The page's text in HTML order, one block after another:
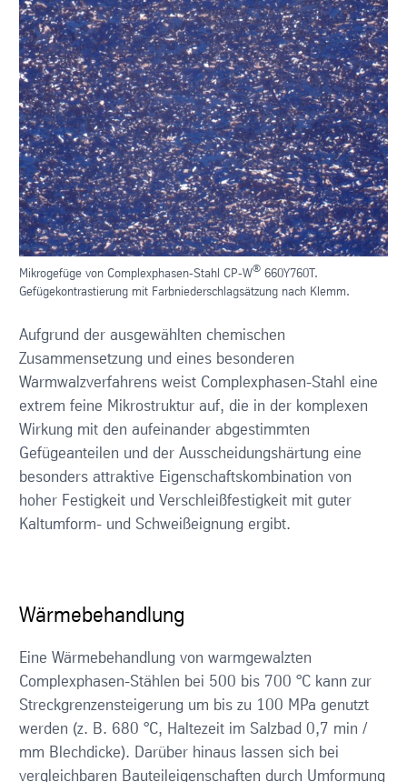
Mikrogefüge von Complexphasen-Stahl CP-W® 660Y760T.
Gefügekontrastierung mit Farbniederschlagsätzung nach Klemm.
Aufgrund der ausgewählten chemischen
Zusammensetzung und eines besonderen
Warmwalzverfahrens weist Complexphasen-Stahl eine
extrem feine Mikrostruktur auf, die in der komplexen
Wirkung mit den aufeinander abgestimmten
Gefügeanteilen und der Ausscheidungshärtung eine
besonders attraktive Eigenschaftskombination von
hoher Festigkeit und Verschleißfestigkeit mit guter
Kaltumform- und Schweißeignung ergibt.
Wärmebehandlung
Eine Wärmebehandlung von warmgewalzten
Complexphasen-Stählen bei 500 bis 700 °C kann zur
Streckgrenzensteigerung um bis zu 100 MPa genutzt
werden (z. B. 680 °C, Haltezeit im Salzbad 0,7 min /
mm Blechdicke). Darüber hinaus lassen sich bei
vergleichbaren Bauteileigenschaften durch Umformung